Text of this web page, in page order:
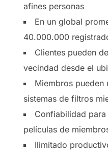
afines personas
En un global
40.000.000
Clientes pueden
vecindad desde el
Miembros pueden
sistemas de filtros
Confiabilidad
películas de
Ilimitado